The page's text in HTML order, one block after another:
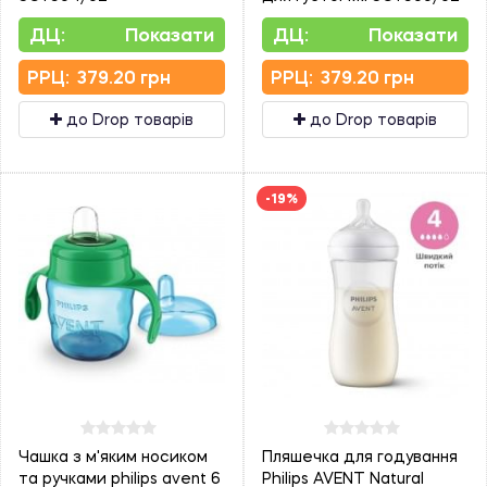
ДЦ: Показати
PPЦ: 379.20 грн
до Drop товарів
ДЦ: Показати
PPЦ: 379.20 грн
до Drop товарів
Чашка з м'яким носиком
та ручками philips avent 6
-19%
Пляшечка для годування
Philips AVENT Natural